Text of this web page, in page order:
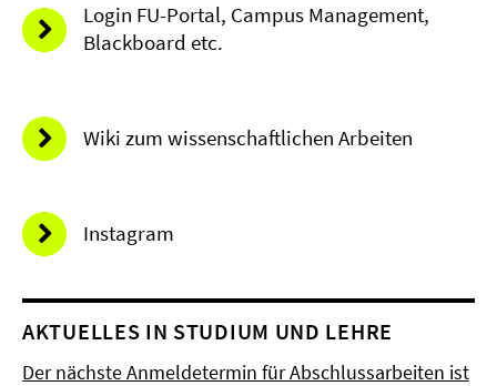
Login FU-Portal, Campus Management,
Blackboard etc.
Wiki zum wissenschaftlichen Arbeiten
Instagram
AKTUELLES IN STUDIUM UND LEHRE
Der nächste Anmeldetermin für Abschlussarbeiten ist